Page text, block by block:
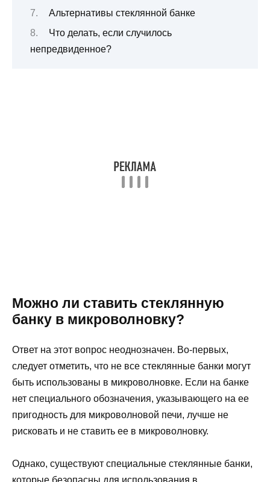
Альтернативы стеклянной банке
Что делать, если случилось
непредвиденное?
Можно ли ставить стеклянную
банку в микроволновку?
Ответ на этот вопрос неоднозначен. Во-первых,
следует отметить, что не все стеклянные банки могут
быть использованы в микроволновке. Если на банке
нет специального обозначения, указывающего на ее
пригодность для микроволновой печи, лучше не
рисковать и не ставить ее в микроволновку.
Однако, существуют специальные стеклянные банки,
которые безопасны для использования в